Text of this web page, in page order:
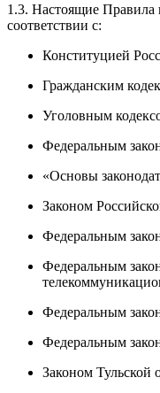
1.3. Настоящие Правила
соответствии с:
Конституцией
Гражданским
Уголовным
Федеральным
«Основы
Законом
Федеральным
Федеральным
Федеральным
Федеральным
Законом Тульской